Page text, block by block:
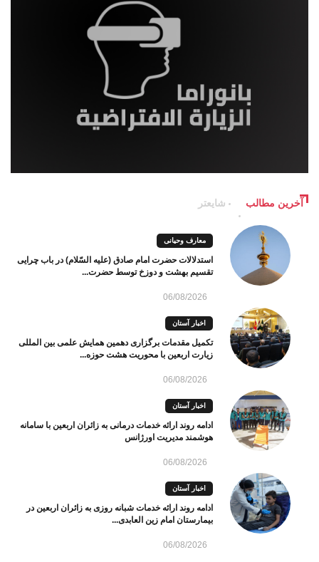
آخرین مطالب شایعتر
معارف وحیانی
استدلالات حضرت امام صادق (علیه السّلام) در باب چرایی
تقسیم بهشت و دوزخ توسط حضرت...
06/08/2026
اخبار آستان
تکمیل مقدمات برگزاری دهمین همایش علمی بین المللی
زیارت اربعین با محوریت هشت حوزه...
06/08/2026
اخبار آستان
ادامه روند ارائه خدمات درمانی به زائران اربعین با سامانه
هوشمند مدیریت اورژانس
06/08/2026
اخبار آستان
ادامه روند ارائه خدمات شبانه روزی به زائران اربعین در
بیمارستان امام زین العابدی...
06/08/2026